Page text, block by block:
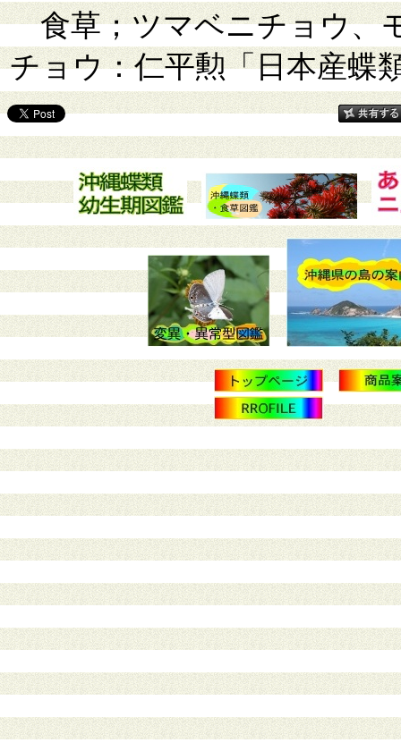
食草；ツマベニチョウ、
チョウ：仁平勲「日本産蝶